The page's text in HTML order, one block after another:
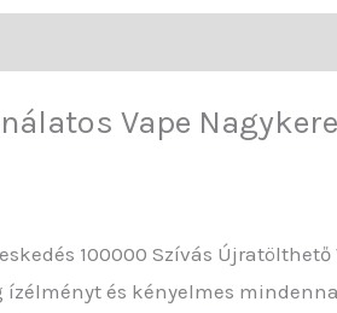
Vape
100000 Szívás
és kényelmes